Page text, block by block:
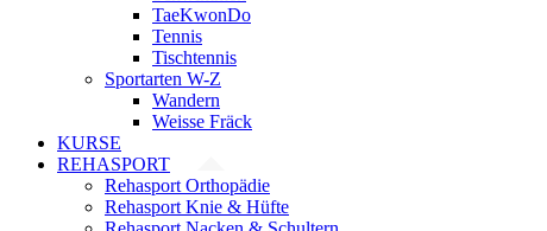
TaeKwonDo
Tennis
Tischtennis
Sportarten W-Z
Wandern
Weisse Fräck
KURSE
REHASPORT
Rehasport Orthopädie
Rehasport Knie & Hüfte